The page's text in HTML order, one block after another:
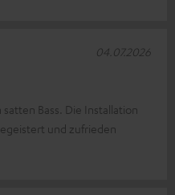
Bass. Die Installation
und zufrieden
04.07.2026